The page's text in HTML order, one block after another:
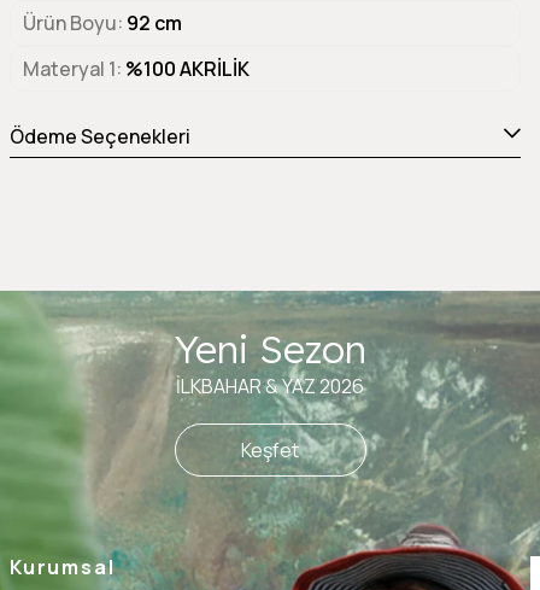
Ürün Boyu 92 cm
Materyal 1 %100 AKRİLİK
Ödeme Seçenekleri
Kurumsal
Yeni Sezon
İLKBAHAR & YAZ 2026
Keşfet